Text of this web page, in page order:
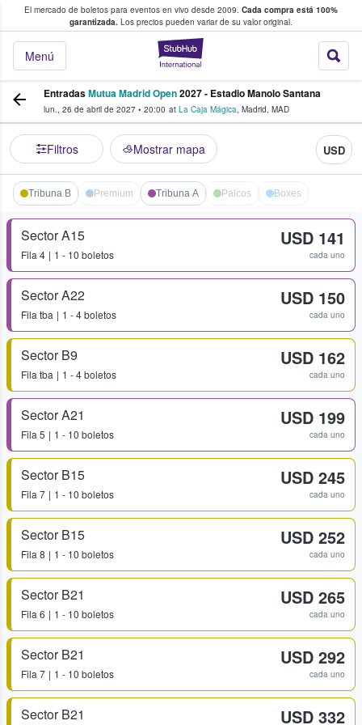
El mercado de boletos para eventos en vivo desde 2009. Cada compra está 100%
garantizada. Los precios pueden variar de su valor original.
StubHub: donde
Menú
fans compran y venden boletos
EntradasMutua Madrid Open2027 - Estadio Manolo Santana
lun., 26 de abril de 2027 • 20:00 at La Caja Mágica, Madrid, MAD
Filtros Mostrar mapa USD
Tribuna B Premium Tribuna A Palcos Boxes
Sector A15
Fila 4 1 - 10 boletos
USD 141
cada uno
Sector A22
Fila tba 1 - 4 boletos
USD 150
cada uno
Sector B9
Fila tba 1 - 4 boletos
USD 162
cada uno
Sector A21
Fila 5 1 - 10 boletos
USD 199
cada uno
Sector B15
Fila 7 1 - 10 boletos
USD 245
cada uno
Sector B15
Fila 8 1 - 10 boletos
USD 252
cada uno
Sector B21
Fila 6 1 - 10 boletos
USD 265
cada uno
Sector B21
Fila 7 1 - 10 boletos
USD 292
cada uno
Sector B21 USD 332